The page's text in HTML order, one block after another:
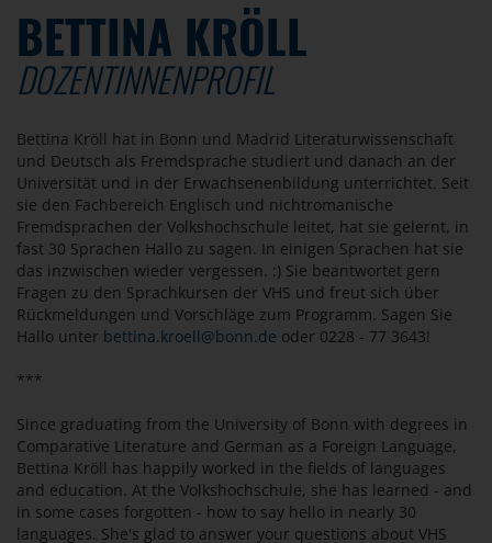
BETTINA KRÖLL
DOZENTINNENPROFIL
Bettina Kröll hat in Bonn und Madrid Literaturwissenschaft
und Deutsch als Fremdsprache studiert und danach an der
Universität und in der Erwachsenenbildung unterrichtet. Seit
sie den Fachbereich Englisch und nichtromanische
Fremdsprachen der Volkshochschule leitet, hat sie gelernt, in
fast 30 Sprachen Hallo zu sagen. In einigen Sprachen hat sie
das inzwischen wieder vergessen. :) Sie beantwortet gern
Fragen zu den Sprachkursen der VHS und freut sich über
Rückmeldungen und Vorschläge zum Programm. Sagen Sie
Hallo unter bettina.kroell@bonn.de oder 0228 - 77 3643!
***
Since graduating from the University of Bonn with degrees in
Comparative Literature and German as a Foreign Language,
Bettina Kröll has happily worked in the fields of languages
and education. At the Volkshochschule, she has learned - and
in some cases forgotten - how to say hello in nearly 30
languages. She's glad to answer your questions about VHS